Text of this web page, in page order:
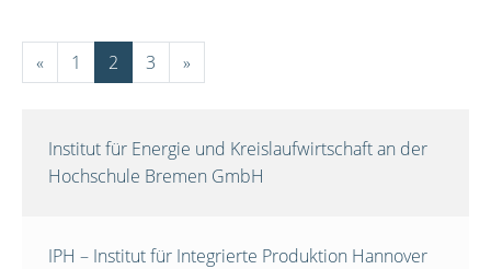
« 1 2 3 »
Institut für Energie und Kreislaufwirtschaft an der
Hochschule Bremen GmbH
IPH – Institut für Integrierte Produktion Hannover